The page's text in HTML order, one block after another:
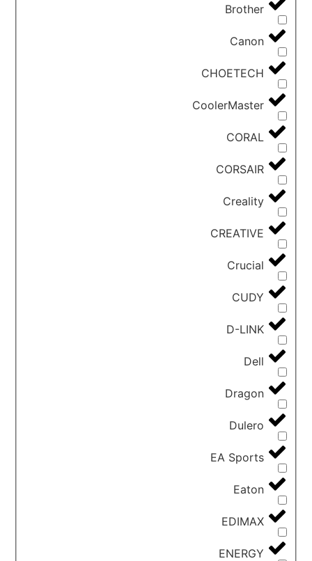
Brother
Canon
CHOETECH
CoolerMaster
CORAL
CORSAIR
Creality
CREATIVE
Crucial
CUDY
D-LINK
Dell
Dragon
Dulero
EA Sports
Eaton
EDIMAX
ENERGY